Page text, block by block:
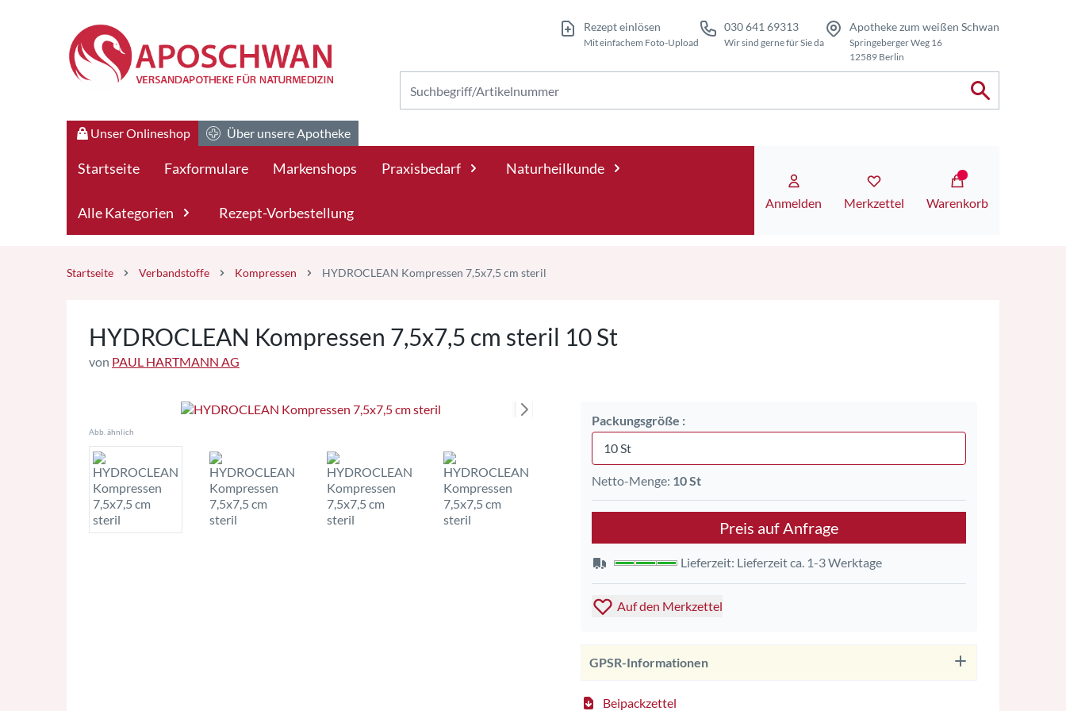
Rezept einlösen
Mit einfachem Foto-Upload
030 641 69313
Wir sind gerne für Sie da
Apotheke zum weißen Schwan
Springeberger Weg 16
12589 Berlin
Unser Onlineshop Über unsere Apotheke
Startseite Faxformulare Markenshops Praxisbedarf Naturheilkunde
Alle Kategorien Rezept-Vorbestellung
Anmelden Merkzettel Warenkorb
Startseite Verbandstoffe Kompressen HYDROCLEAN Kompressen 7,5x7,5 cm steril
HYDROCLEAN Kompressen 7,5x7,5 cm steril 10 St
von PAUL HARTMANN AG
Abb. ähnlich
Packungsgröße :
10 St
Netto-Menge: 10 St
Preis auf Anfrage
Lieferzeit: Lieferzeit ca. 1-3 Werktage
Auf den Merkzettel
GPSR-Informationen
Beipackzettel